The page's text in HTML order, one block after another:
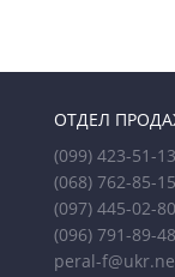
ОТДЕЛ
(099) 423-51-13
(068) 762-85-15
(097) 445-02-80
(096) 791-89-48
peral-